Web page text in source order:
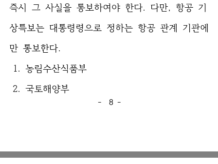
즉시 그 사실을 통보하여야 한다. 다만, 항공 기
상특보는 대통령령으로 정하는 항공 관계 기관에
만 통보한다.
1. 농림수산식품부
2. 국토해양부
- 8 -